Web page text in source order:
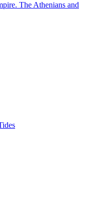
The Athenians and